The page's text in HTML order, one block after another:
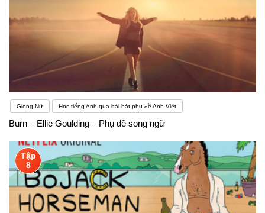
Giọng Nữ Học tiếng Anh qua bài hát phụ đề Anh-Việt
Burn – Ellie Goulding – Phụ đề song ngữ
Tập
8